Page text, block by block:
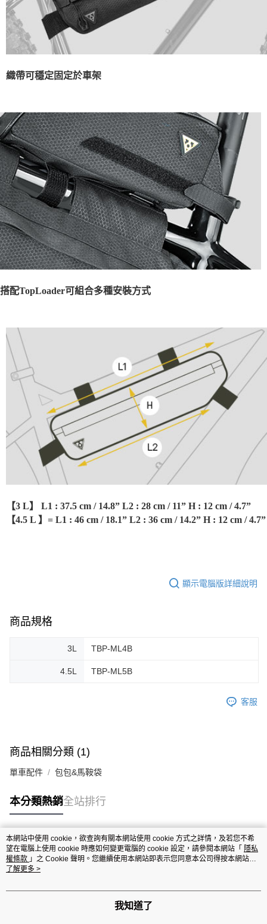
織帶可穩定固定於車架
搭配TopLoader可組合多種安裝方式
【3 L】 L1 : 37.5 cm / 14.8” L2 : 28 cm / 11” H : 12 cm / 4.7”
【4.5 L 】= L1 : 46 cm / 18.1” L2 : 36 cm / 14.2” H : 12 cm / 4.7”
顯示電腦版詳細說明
商品規格
3L TBP-ML4B
4.5L TBP-ML5B
客服
商品相關分類 (1)
單車配件 包包&馬鞍袋
本分類熱銷全站排行
熱門標籤
本網站中使用 cookie，欲查詢有關本網站使用 cookie 方式之詳情，及若您不希
望在電腦上使用 cookie 時應如何變更電腦的 cookie 設定，請參閱本網站「 隱私
權條款 」之 Cookie 聲明。您繼續使用本網站即表示您同意本公司得按本網站使
用條款之 Cookie 聲明使用 cookie。
了解更多 >
我知道了